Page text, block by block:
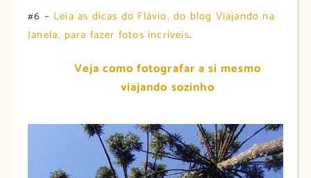
#6 – Leia as dicas do Flávio, do blog Viajando na
Janela, para fazer fotos incríveis.
Veja como fotografar a si mesmo
viajando sozinho